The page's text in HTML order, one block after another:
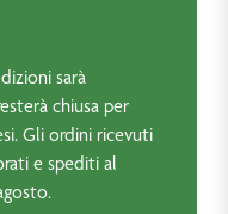
sarà
chiusa per
Gli ordini ricevuti
e spediti al